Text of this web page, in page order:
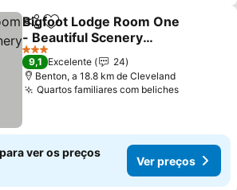
PartilharAdicionar aos favoritos
Bigfoot Lodge Room One
- Beautiful Scenery
Abounds
3 Estrelas
9,1 Excelente
24
Benton, a 18.8 km de Cleveland
Quartos familiares com beliches
ver os preços
Ver preços